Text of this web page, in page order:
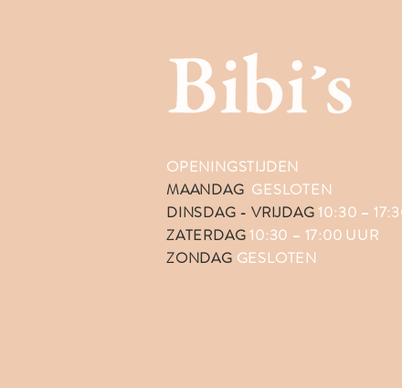
OPENINGSTIJDEN
MAANDAG GESLOTEN
DINSDAG - VRIJDAG10:30 –
ZATERDAG10:30 – 17:00 UUR
ZONDAG GESLOTEN